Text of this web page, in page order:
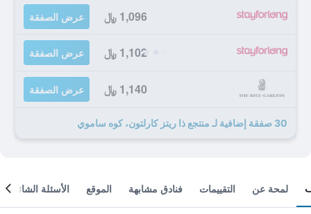
1,096 ﷼ عرض الصفقة
1,102 ﷼ عرض الصفقة
1,140 ﷼ عرض الصفقة
30 صفقة إضافية لـ منتجع ذا ريتز كارلتون، كوه ساموي
لمحة عن التقييمات فنادق مشابهة الموقع الأسئلة الشائعة